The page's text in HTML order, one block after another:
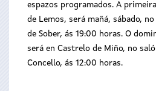
espazos programados. A
de Lemos, será mañá, sábado,
de Sober, ás 19:00 horas. O
será en Castrelo de Miño, no
Concello, ás 12:00 horas.